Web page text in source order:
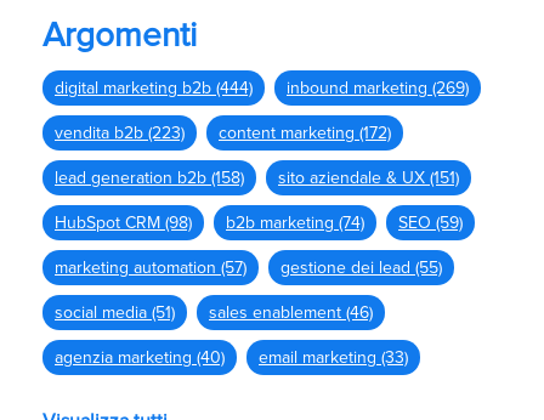
Argomenti
digital marketing b2b (444) inbound marketing (269)
vendita b2b (223) content marketing (172)
lead generation b2b (158) sito aziendale & UX (151)
HubSpot CRM (98) b2b marketing (74) SEO (59)
marketing automation (57) gestione dei lead (55)
social media (51) sales enablement (46)
agenzia marketing (40) email marketing (33)